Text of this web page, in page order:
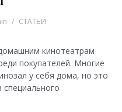
СТАТЬИ
кинотеатрам
покупателей. Многие
у себя дома, но это